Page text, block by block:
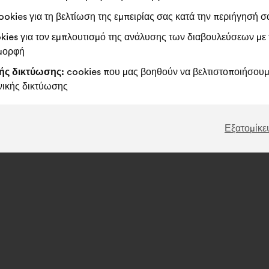
2024 έως 22
2024
αποτελέσματα
Διαβούλευση από 18
Σεπτεμβρίου 2024 έως 4
για τη βελτίωση της εμπειρίας σας κατά την περιήγησή
για τον εμπλουτισμό της ανάλυσης των διαβουλεύσεων με
δικτύωσης: cookies που μας βοηθούν να
δικτύωσης